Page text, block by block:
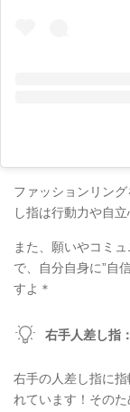
ファッションリン
し指は行動力や自
また、願いやコミ
で、自分自身に”自
すよ＊
右手人差し指
右手の人差し指に
れています！その